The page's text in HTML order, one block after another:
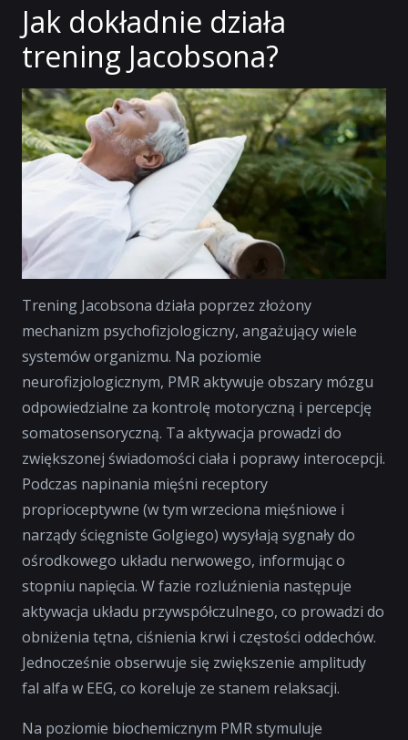
Jak dokładnie działa
trening Jacobsona?
Trening Jacobsona działa poprzez złożony
mechanizm psychofizjologiczny, angażujący wiele
systemów organizmu. Na poziomie
neurofizjologicznym, PMR aktywuje obszary mózgu
odpowiedzialne za kontrolę motoryczną i percepcję
somatosensoryczną. Ta aktywacja prowadzi do
zwiększonej świadomości ciała i poprawy interocepcji.
Podczas napinania mięśni receptory
proprioceptywne (w tym wrzeciona mięśniowe i
narządy ścięgniste Golgiego) wysyłają sygnały do
ośrodkowego układu nerwowego, informując o
stopniu napięcia. W fazie rozluźnienia następuje
aktywacja układu przywspółczulnego, co prowadzi do
obniżenia tętna, ciśnienia krwi i częstości oddechów.
Jednocześnie obserwuje się zwiększenie amplitudy
fal alfa w EEG, co koreluje ze stanem relaksacji.
Na poziomie biochemicznym PMR stymuluje